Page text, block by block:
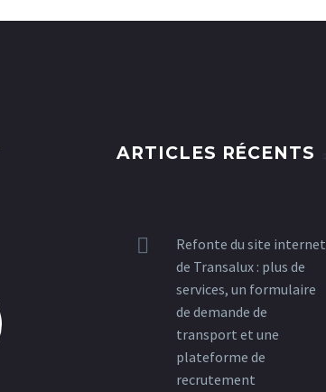
ARTICLES RÉCENTS
Refonte du site internet
de Transalux : plus de
services, un formulaire
de demande de
transport et une
plateforme de
recrutement